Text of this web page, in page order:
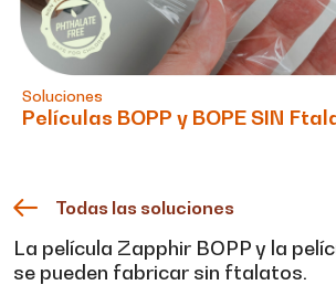
Soluciones
Películas BOPP y BOPE SIN
Todas las soluciones
La película Zapphir BOPP y la
se pueden fabricar sin ftalatos.